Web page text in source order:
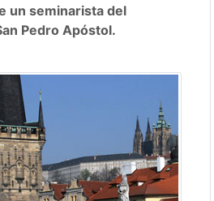
un seminarista del
Pedro Apóstol.